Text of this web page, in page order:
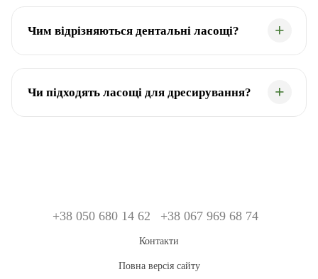
Чим відрізняються дентальні ласощі?
Чи підходять ласощі для дресирування?
+38 050 680 14 62 +38 067 969 68 74
Контакти
Повна версія сайту